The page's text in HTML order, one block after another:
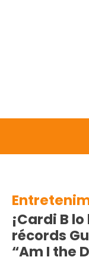
¡Cardi B
récords
“Am I the